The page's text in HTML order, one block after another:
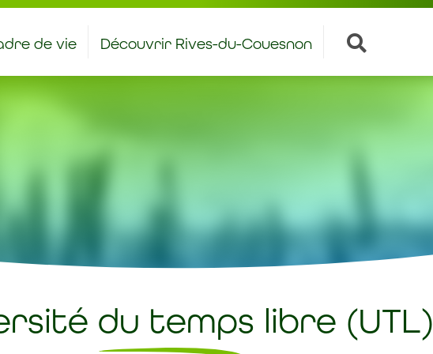
de vie Découvrir Rives-du-Couesnon
du temps libre (UTL)